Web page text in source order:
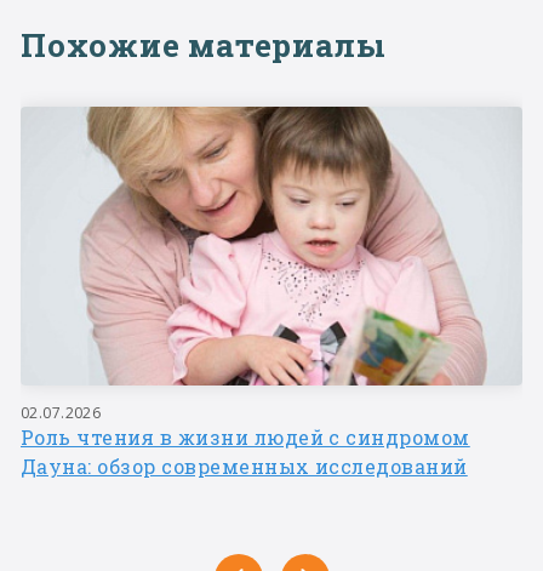
Похожие материалы
02.07.2026
Роль чтения в жизни людей с синдромом
Дауна: обзор современных исследований